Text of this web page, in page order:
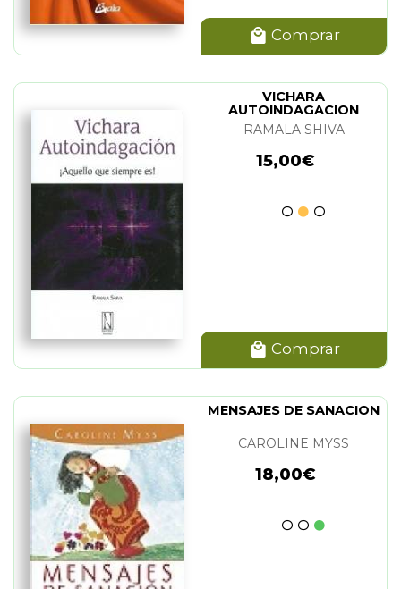
Comprar
VICHARA
AUTOINDAGACION
RAMALA SHIVA
15,00€
Comprar
MENSAJES DE SANACION
CAROLINE MYSS
18,00€